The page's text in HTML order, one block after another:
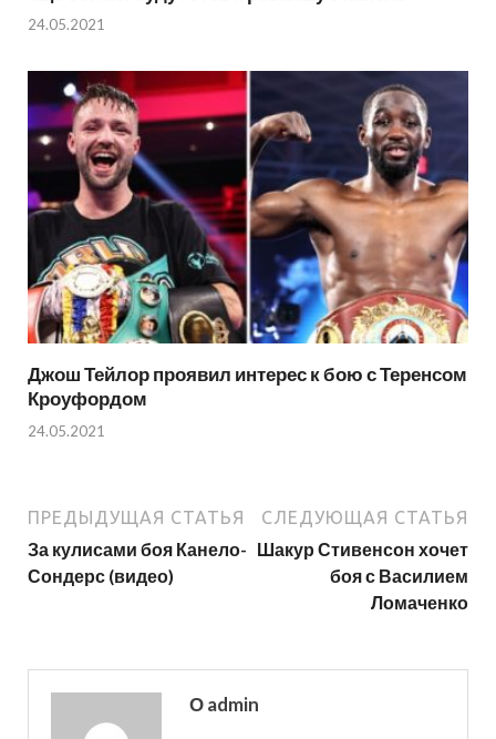
24.05.2021
Джош Тейлор проявил интерес к бою с Теренсом
Кроуфордом
24.05.2021
ПРЕДЫДУЩАЯ СТАТЬЯ
За кулисами боя Канело-
Сондерс (видео)
СЛЕДУЮЩАЯ СТАТЬЯ
Шакур Стивенсон хочет
боя с Василием
Ломаченко
О admin